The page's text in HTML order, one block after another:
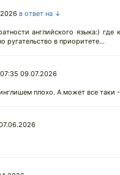
в ответ на ↓
английского языка:)
ругательство в приоритете...
07:35 09.07.2026
плохо. А может все таки